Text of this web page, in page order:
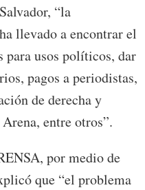
“la
llevado a encontrar el
para usos políticos, dar
pagos a periodistas,
de derecha y
entre otros”.
por medio de
que “el problema